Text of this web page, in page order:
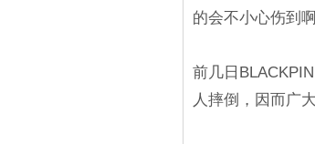
的会不小心伤到
前几日
人摔倒，因而广